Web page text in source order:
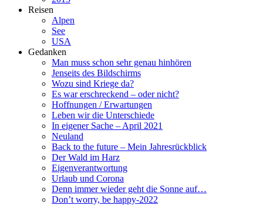
Reisen
Alpen
See
USA
Gedanken
Man muss schon sehr genau hinhören
Jenseits des Bildschirms
Wozu sind Kriege da?
Es war erschreckend – oder nicht?
Hoffnungen / Erwartungen
Leben wir die Unterschiede
In eigener Sache – April 2021
Neuland
Back to the future – Mein Jahresrückblick
Der Wald im Harz
Eigenverantwortung
Urlaub und Corona
Denn immer wieder geht die Sonne auf…
Don’t worry, be happy-2022